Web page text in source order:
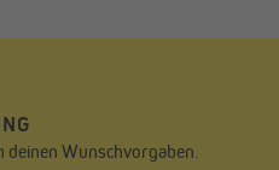
Wunschvorgaben.